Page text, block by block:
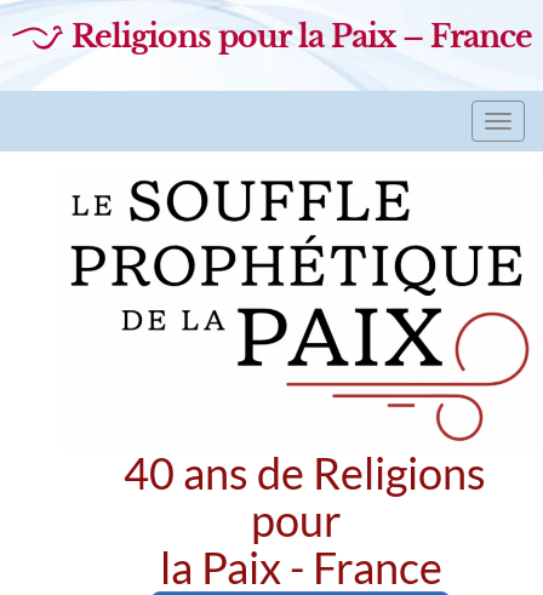
Religions pour la Paix – France
40 ans de Religions
pour
la Paix - France